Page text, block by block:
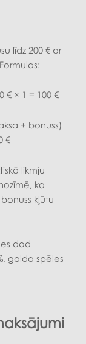
līdz 200 € ar
€ × 1 = 100 €
+ bonuss)
€
likmju
ka
kļūtu
dod
galda spēles